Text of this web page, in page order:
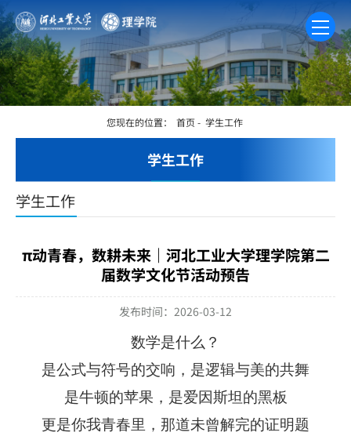
学生工作
您现在的位置： 首页 - 学生工作
学生工作
π动青春，数耕未来｜河北工业大学理学院第二
届数学文化节活动预告
发布时间：2026-03-12
数学是什么？
是公式与符号的交响，是逻辑与美的共舞
是牛顿的苹果，是爱因斯坦的黑板
更是你我青春里，那道未曾解完的证明题